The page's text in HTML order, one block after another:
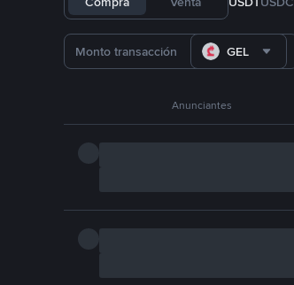
GEL
Anunciantes